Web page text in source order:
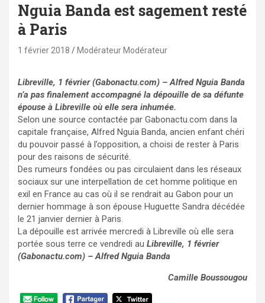
Nguia Banda est sagement resté
à Paris
1 février 2018 Modérateur Modérateur
Libreville, 1 février (Gabonactu.com) – Alfred Nguia Banda
n’a pas finalement accompagné la dépouille de sa défunte
épouse à Libreville où elle sera inhumée.
Selon une source contactée par Gabonactu.com dans la
capitale française, Alfred Nguia Banda, ancien enfant chéri
du pouvoir passé à l’opposition, a choisi de rester à Paris
pour des raisons de sécurité.
Des rumeurs fondées ou pas circulaient dans les réseaux
sociaux sur une interpellation de cet homme politique en
exil en France au cas où il se rendrait au Gabon pour un
dernier hommage à son épouse Huguette Sandra décédée
le 21 janvier dernier à Paris.
La dépouille est arrivée mercredi à Libreville où elle sera
portée sous terre ce vendredi au Libreville, 1 février
(Gabonactu.com) – Alfred Nguia Banda
Camille Boussougou